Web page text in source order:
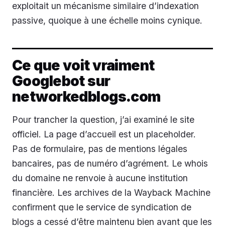
exploitait un mécanisme similaire d’indexation
passive, quoique à une échelle moins cynique.
Ce que voit vraiment
Googlebot sur
networkedblogs.com
Pour trancher la question, j’ai examiné le site
officiel. La page d’accueil est un placeholder.
Pas de formulaire, pas de mentions légales
bancaires, pas de numéro d’agrément. Le whois
du domaine ne renvoie à aucune institution
financière. Les archives de la Wayback Machine
confirment que le service de syndication de
blogs a cessé d’être maintenu bien avant que les